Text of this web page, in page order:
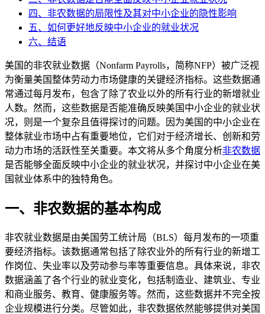
四、非农数据的局限性及其对中小企业的隐性影响
五、如何更好地反映中小企业的就业状况
六、结语
美国的非农就业数据（Nonfarm Payrolls，简称NFP）被广泛视
为衡量美国整体劳动力市场健康的关键经济指标。这些数据通
常通过每月发布，包含了除了农业以外的所有行业的新增就业
人数。然而，这些数据是否能准确反映美国中小企业的就业状
况，则是一个复杂且值得探讨的问题。因为美国的中小企业在
整体就业市场中占有重要地位，它们对于经济增长、创新和劳
动力市场的活跃性至关重要。本文将从多个角度分析非农数据
是否能够全面反映中小企业的就业状况，并探讨中小企业在美
国就业体系中的独特角色。
一、非农数据的基本构成
非农就业数据是由美国劳工统计局（BLS）每月发布的一项重
要经济指标。该数据通常包括了除农业外的所有行业的新增工
作岗位、失业率以及劳动参与率等重要信息。具体来说，非农
数据涵盖了各个行业的就业变化，包括制造业、建筑业、专业
和商业服务、教育、健康服务等。然而，这些数据并不完全按
企业规模进行分类。尽管如此，非农数据依然能够提供对美国